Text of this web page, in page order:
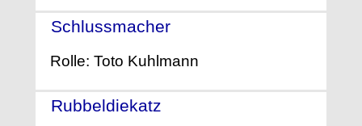
Schlussmacher
Rolle: Toto Kuhlmann
Rubbeldiekatz